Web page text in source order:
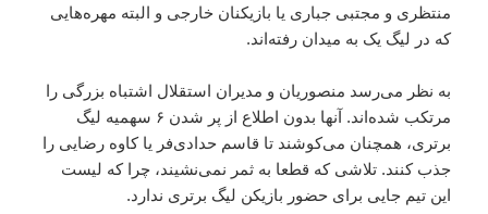
منتظری و مجتبی جباری یا بازیکنان خارجی و البته مهره‌هایی
که در لیگ یک به میدان رفته‌اند.
به نظر می‌رسد منصوریان و مدیران استقلال اشتباه بزرگی را
مرتکب شده‌اند. آنها بدون اطلاع از پر شدن ۶ سهمیه لیگ
برتری، همچنان می‌کوشند تا قاسم حدادی‌فر یا کاوه رضایی را
جذب کنند. تلاشی که قطعا به ثمر نمی‌نشیند، چرا که لیست
این تیم جایی برای حضور بازیکن لیگ برتری ندارد.